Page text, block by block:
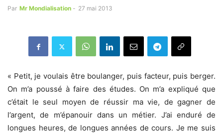
Par Mr Mondialisation - 27 mai 2013
« Petit, je voulais être boulanger, puis facteur, puis berger.
On m’a poussé à faire des études. On m’a expliqué que
c’était le seul moyen de réussir ma vie, de gagner de
l’argent, de m’épanouir dans un métier. J’ai enduré de
longues heures, de longues années de cours. Je me suis